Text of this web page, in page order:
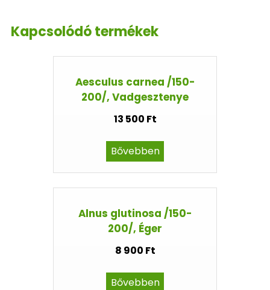
Kapcsolódó termékek
Aesculus carnea /150-
200/, Vadgesztenye
13 500 Ft
Bővebben
Alnus glutinosa /150-
200/, Éger
8 900 Ft
Bővebben